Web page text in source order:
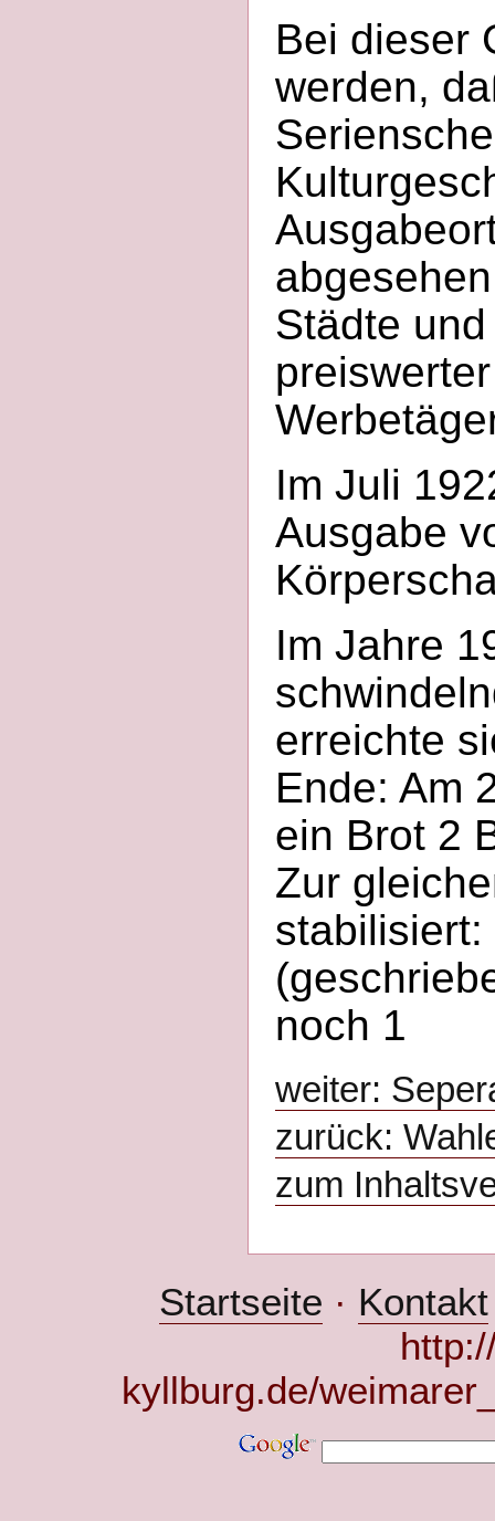
Bei dieser
werden,
Städte
Im Juli
Ausgabe
Im Jahre
erreichte
Ende: Am
ein Brot 2
Zur
noch 1
weiter:
zurück:
zum
Startseite · Kontakt
kyllburg.de/